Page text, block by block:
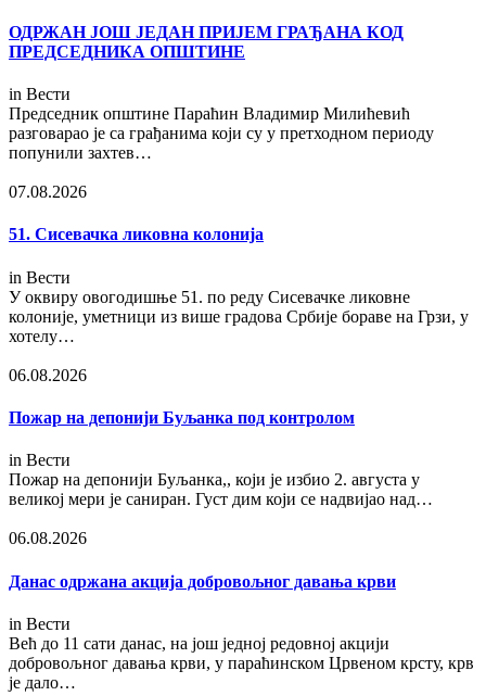
ОДРЖАН ЈОШ ЈЕДАН ПРИЈЕМ ГРАЂАНА КОД
ПРЕДСЕДНИКА ОПШТИНЕ
in Вести
Председник општине Параћин Владимир Милићевић
разговарао је са грађанима који су у претходном периоду
попунили захтев…
07.08.2026
51. Сисевачка ликовна колонија
in Вести
У оквиру овогодишње 51. по реду Сисевачке ликовне
колоније, уметници из више градова Србије бораве на Грзи, у
хотелу…
06.08.2026
Пожар на депонији Буљанка под контролом
in Вести
Пожар на депонији Буљанка,, који је избио 2. августа у
великој мери је саниран. Густ дим који се надвијао над…
06.08.2026
Данас одржана акција добровољног давања крви
in Вести
Већ до 11 сати данас, на још једној редовној акцији
добровољног давања крви, у параћинском Црвеном крсту, крв
је дало…